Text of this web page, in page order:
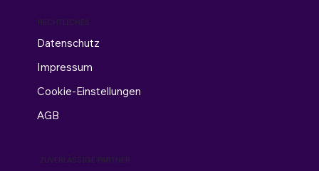
ZUVERLÄSSIGE PARTNER
RECHTLICHES
Datenschutz
Impressum
Cookie-Einstellungen
AGB